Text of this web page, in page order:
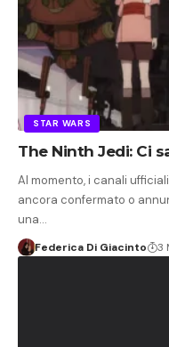
STAR WARS
The Ninth Jedi: Ci
Al momento, i canali
ancora confermato o
una…
Federica Di Giacinto 3